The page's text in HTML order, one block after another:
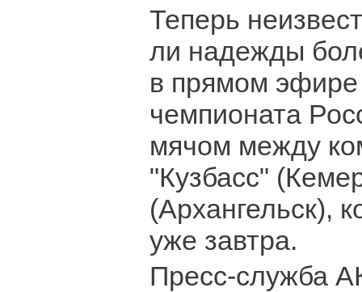
Теперь
ли надежды
в прямом
чемпионата
мячом между
"Кузбасс"
(Архангельск),
уже завтра.
Пресс-служба